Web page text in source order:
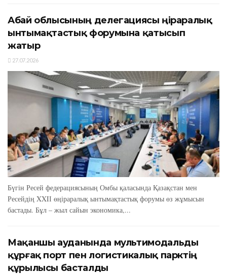
Абай облысының делегациясы өңіраралық
ынтымақтастық форумына қатысып
жатыр
27.07.2026
Бүгін Ресей федерациясының Омбы қаласында Қазақстан мен
Ресейдің XXIІ өңіраралық ынтымақтастық форумы өз жұмысын
бастады. Бұл – жыл сайын экономика,...
Мақаншы ауданында мультимодальды
құрғақ порт пен логистикалық парктің
құрылысы басталды